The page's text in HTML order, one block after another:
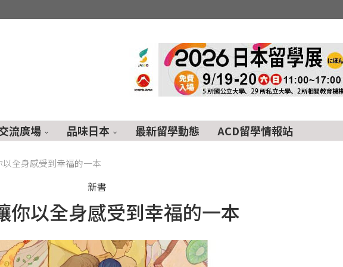
流廣場 品味日本 最新留學動態 ACD留學情報站
以全身感受到幸福的一本
新書
你以全身感受到幸福的一本